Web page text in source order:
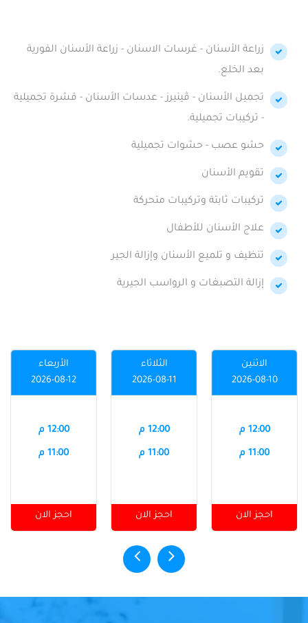
زراعة الأسنان - غرسات الاسنان - زراعة الأسنان الفورية
بعد الخلع.
تجميل الأسنان - ڤينيرز - عدسات الأسنان - قشرة تجميلية
- تركيبات تجميلية.
حشو عصب - حشوات تجميلية
تقويم الأسنان
تركيبات ثابتة وتركيبات متحركة
علاج الأسنان للأطفال
تنظيف و تلميع الأسنان وإزالة الجير
إزالة التصبغات و الرواسب الجيرية
الاثنين
2026-08-10
12:00 م
11:00 م
احجز الان
الثلاثاء
2026-08-11
12:00 م
11:00 م
احجز الان
الأربعاء
2026-08-12
12:00 م
11:00 م
احجز الان